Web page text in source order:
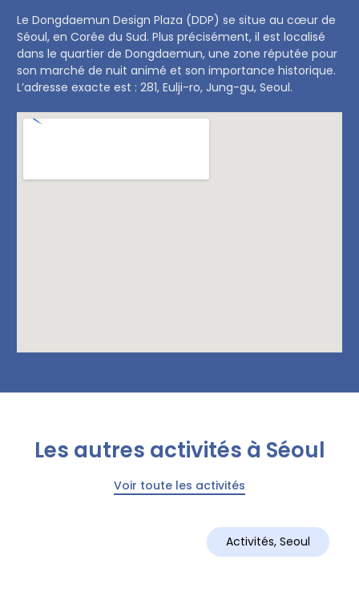
Le Dongdaemun Design Plaza (DDP) se situe au cœur de
Séoul, en Corée du Sud. Plus précisément, il est localisé
dans le quartier de Dongdaemun, une zone réputée pour
son marché de nuit animé et son importance historique.
L’adresse exacte est : 281, Eulji-ro, Jung-gu, Seoul.
Les autres activités à Séoul
Voir toute les activités
Activités, Seoul